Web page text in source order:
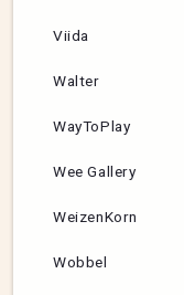
Viida
Walter
WayToPlay
Wee Gallery
WeizenKorn
Wobbel